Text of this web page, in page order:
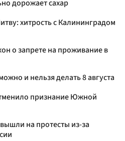
дорожает сахар
хитрость с Калининградом
о запрете на проживание в
и нельзя делать 8 августа
признание Южной
на протесты из-за